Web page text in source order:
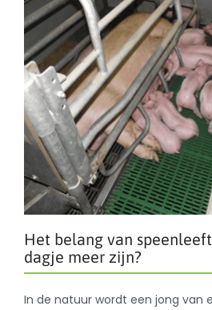
Het belang van
dagje meer zijn?
In de natuur wordt een jong van